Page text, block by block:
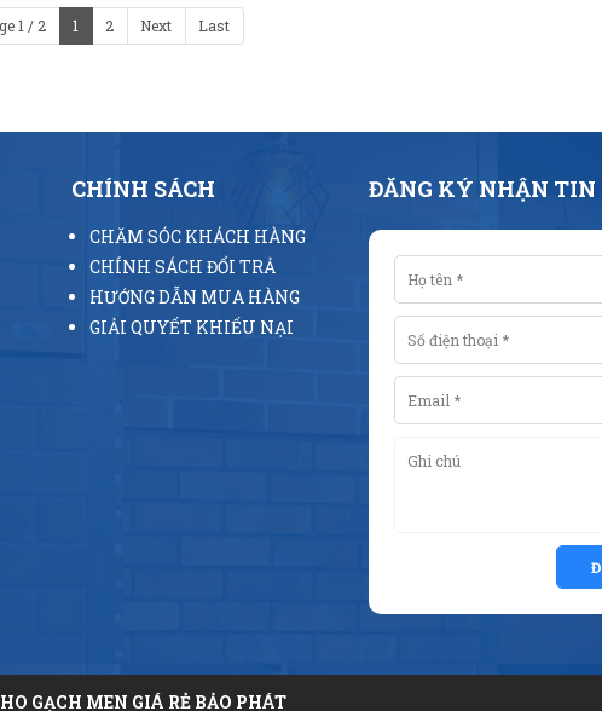
1 / 2 1 2 Next Last
CHÍNH SÁCH
CHĂM SÓC KHÁCH HÀNG
CHÍNH SÁCH ĐỔI TRẢ
HƯỚNG DẪN MUA HÀNG
GIẢI QUYẾT KHIẾU NẠI
ĐĂNG KÝ NHẬN TIN
GẠCH MEN GIÁ RẺ BẢO PHÁT